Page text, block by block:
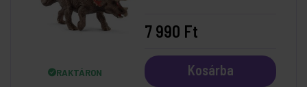
RAKTÁRON
7 990 Ft
Kosárba